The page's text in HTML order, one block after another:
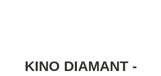
KINO DIAMANT -